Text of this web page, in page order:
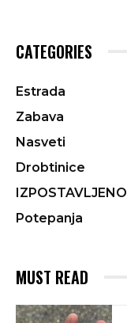
CATEGORIES
Estrada
Zabava
Nasveti
Drobtinice
IZPOSTAVLJENO
Potepanja
MUST READ